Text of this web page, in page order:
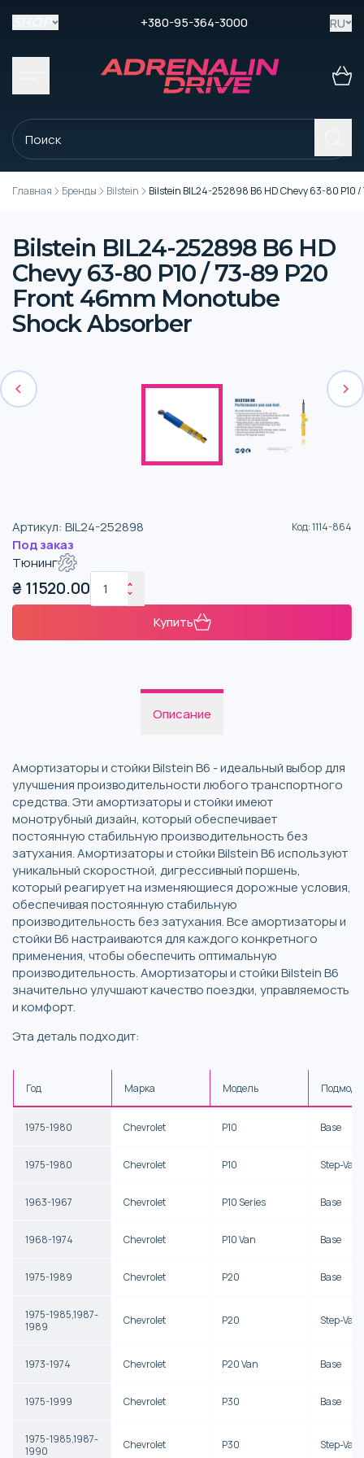
+380-95-364-3000 RU
Главная Бренды Bilstein Bilstein BIL24-252898 B6 HD Chevy 63-80 P10
Bilstein BIL24-252898 B6 HD
Chevy 63-80 P10 / 73-89 P20
Front 46mm Monotube
Shock Absorber
Артикул: BIL24-252898 Код:1114-864
Под заказ
Тюнинг
₴ 11520.00
Купить
Описание
Амортизаторы и стойки Bilstein B6 - идеальный выбор для
улучшения производительности любого транспортного
средства. Эти амортизаторы и стойки имеют
монотрубный дизайн, который обеспечивает
постоянную стабильную производительность без
затухания. Амортизаторы и стойки Bilstein B6 используют
уникальный скоростной, дигрессивный поршень,
который реагирует на изменяющиеся дорожные условия,
обеспечивая постоянную стабильную
производительность без затухания. Все амортизаторы и
стойки B6 настраиваются для каждого конкретного
применения, чтобы обеспечить оптимальную
производительность. Амортизаторы и стойки Bilstein B6
значительно улучшают качество поездки, управляемость
и комфорт.
Эта деталь подходит:
Год Марка Модель
1975-1980 Chevrolet P10 Base
1975-1980 Chevrolet P10 Step-Van
1963-1967 Chevrolet P10 Series Base
1968-1974 Chevrolet P10 Van Base
1975-1989 Chevrolet P20 Base
1975-1985,1987-
1989
Chevrolet P20 Step-Van
1973-1974 Chevrolet P20 Van Base
1975-1999 Chevrolet P30 Base
1975-1985,1987-
1990
Chevrolet P30 Step-Van